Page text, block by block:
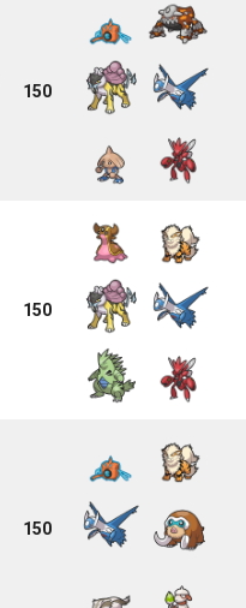
150
150
150